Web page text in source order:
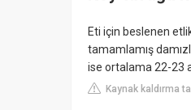
Eti için beslenen
tamamlamış
ise ortalama 22-23
Kaynak kaldırma